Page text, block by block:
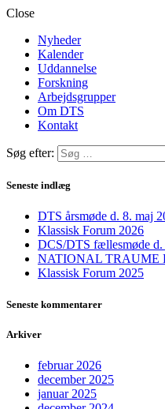
Close
Nyheder
Kalender
Uddannelse
Forskning
Arbejdsgrupper
Om DTS
Kontakt
Søg efter:
Seneste indlæg
DTS årsmøde d. 8. maj
Klassisk Forum 2026
DCS/DTS fællesmøde d.
NATIONAL TRAUME
Klassisk Forum 2025
Seneste kommentarer
Arkiver
februar 2026
december 2025
januar 2025